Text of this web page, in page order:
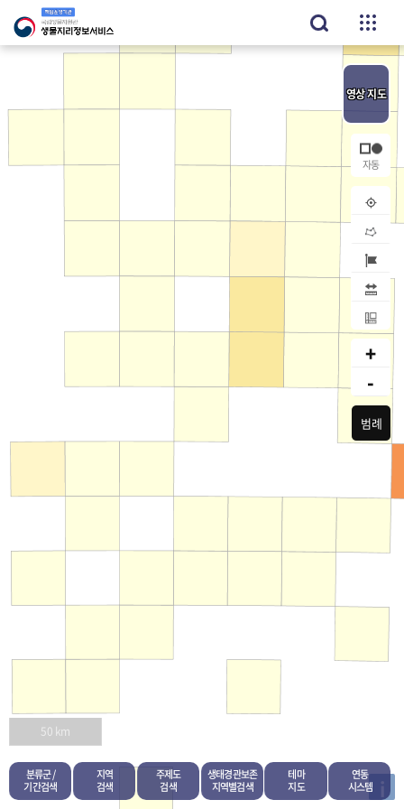
분류군 /
기간검색
지역
검색
주제도
검색
생태경관보존
지역별검색
테마
지도
연동
시스템 i
50 km
영상지도
내위치
공간검
지역검
거리
면적
+
-
범례